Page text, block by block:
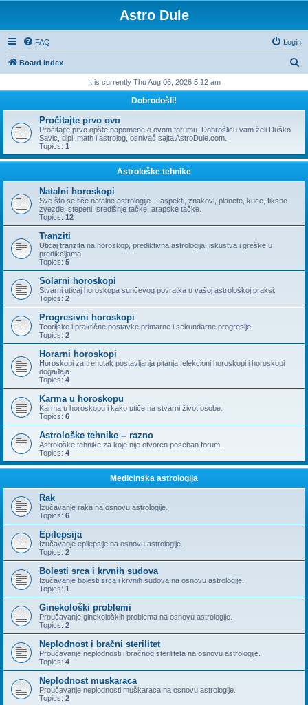
Astro Dule
FAQ Login
Board index
r
It is currently Thu Aug 06, 2026 5:12 am
Dobrodošli!
Pročitajte prvo ovo
Pročitajte prvo opšte napomene o ovom forumu. Dobrošlicu vam želi Duško
Savic, dipl. math i astrolog, osnivač sajta AstroDule.com.
Topics: 1
Astrološke tehnike
Natalni horoskopi
Sve što se tiče natalne astrologije -- aspekti, znakovi, planete, kuce, fiksne
zvezde, stepeni, središnje tačke, arapske tačke.
Topics: 12
Tranziti
Uticaj tranzita na horoskop, prediktivna astrologija, iskustva i greške u
predikcijama.
Topics: 5
Solarni horoskopi
Stvarni uticaj horoskopa sunčevog povratka u vašoj astrološkoj praksi.
Topics: 2
Progresivni horoskopi
Teorijske i praktične postavke primarne i sekundarne progresije.
Topics: 2
Horarni horoskopi
Horoskopi za trenutak postavljanja pitanja, elekcioni horoskopi i horoskopi
događaja.
Topics: 4
Karma u horoskopu
Karma u horoskopu i kako utiče na stvarni život osobe.
Topics: 6
Astrološke tehnike -- razno
Astrološke tehnike za koje nije otvoren poseban forum.
Topics: 4
Medicinska astrologija
Rak
Izučavanje raka na osnovu astrologije.
Topics: 6
Epilepsija
Izučavanje epilepsije na osnovu astrologije.
Topics: 2
Bolesti srca i krvnih sudova
Izučavanje bolesti srca i krvnih sudova na osnovu astrologije.
Topics: 1
Ginekološki problemi
Proučavanje ginekoloških problema na osnovu astrologije.
Topics: 2
Neplodnost i bračni sterilitet
Proučavanje neplodnosti i bračnog steriliteta na osnovu astrologije.
Topics: 4
Neplodnost muskaraca
Proučavanje neplodnosti muškaraca na osnovu astrologije.
Topics: 2